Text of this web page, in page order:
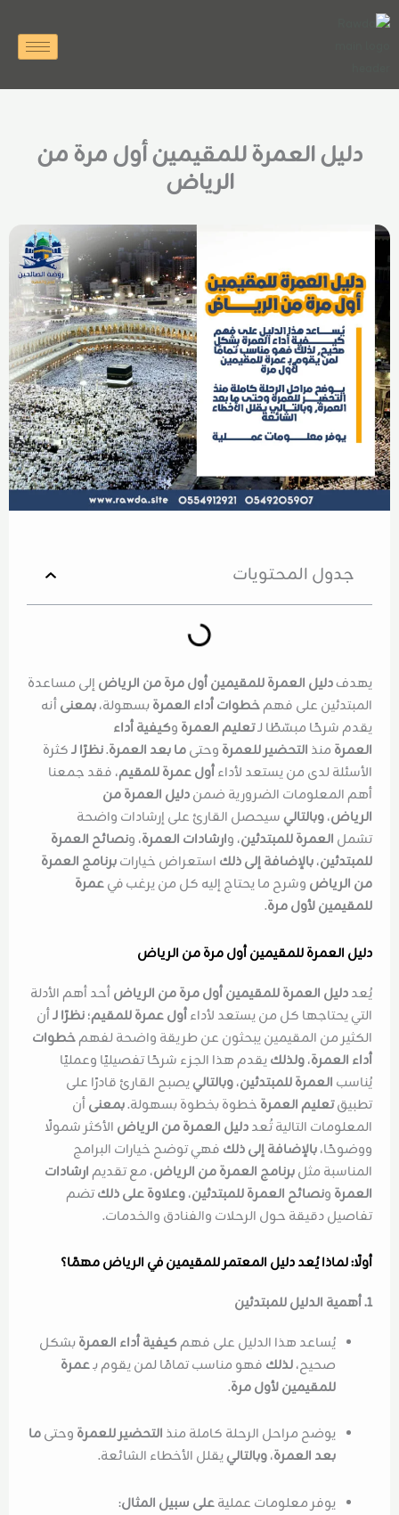
تخطي
إلى
دليل العمرة للمقيمين أول مرة من
الرياض
جدول المحتويات
يهدفدليل العمرة للمقيمين أول مرة من الرياض إلى مساعدة
المبتدئين على فهمخطوات أداء العمرة بسهولة،بمعنىأنه
يقدم شرحًا مبسّطًا لـتعليم العمرة وكيفية أداء
العمرة منذ التحضير للعمرة وحتىما بعد العمرة.نظرًا لـكثرة
الأسئلة لدى من يستعد لأداءأول عمرة للمقيم، فقد جمعنا
أهم المعلومات الضرورية ضمندليل العمرة من
الرياض،وبالتاليسيحصل القارئ على إرشادات واضحة
تشمل العمرة للمبتدئين، وارشادات العمرة، ونصائح العمرة
للمبتدئين،بالإضافة إلى ذلك استعراض خياراتبرنامج العمرة
من الرياض وشرح ما يحتاج إليه كل من يرغب فيعمرة
للمقيمين لأول مرة.
دليل العمرة للمقيمين أول مرة من الرياض
يُعددليل العمرة للمقيمين أول مرة من الرياضأحد أهم الأدلة
التي يحتاجها كل من يستعد لأداءأول عمرة للمقيم؛نظرًا لـأن
الكثير من المقيمين يبحثون عن طريقة واضحة لفهمخطوات
أداء العمرة،ولذلكيقدم هذا الجزء شرحًا تفصيليًا وعمليًا
يُناسب العمرة للمبتدئين،وبالتالييصبح القارئ قادرًا على
تطبيقتعليم العمرة خطوة بخطوة بسهولة.بمعنىأن
المعلومات التالية تُعددليل العمرة من الرياض الأكثر شمولًا
ووضوحًا،بالإضافة إلى ذلك فهي توضح خيارات البرامج
المناسبة مثلبرنامج العمرة من الرياض، مع تقديم ارشادات
العمرة ونصائح العمرة للمبتدئين،وعلاوة على ذلكتضم
تفاصيل دقيقة حول الرحلات والفنادق والخدمات.
أولًا: لماذا يُعد دليل المعتمر للمقيمين في الرياض مهمًا؟
1. أهمية الدليل للمبتدئين
يُساعد هذا الدليل على فهمكيفية أداء العمرة بشكل
صحيح،لذلك فهو مناسب تمامًا لمن يقوم بـعمرة
للمقيمين لأول مرة.
يوضح مراحل الرحلة كاملة منذ التحضير للعمرة وحتىما
بعد العمرة،وبالتالييقلل الأخطاء الشائعة.
يوفر معلومات عمليةعلى سبيل المثال: